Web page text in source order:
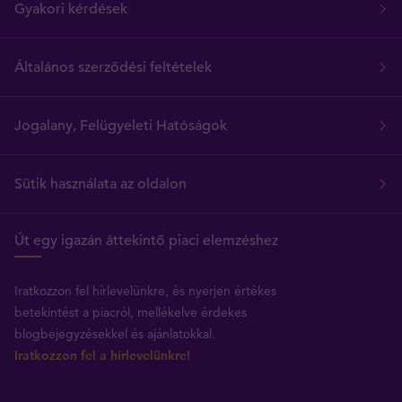
Gyakori kérdések
Általános szerződési feltételek
Jogalany, Felügyeleti Hatóságok
Sütik használata az oldalon
Út egy igazán áttekintő piaci elemzéshez
Iratkozzon fel hírlevelünkre, és nyerjen értékes
betekintést a piacról, mellékelve érdekes
blogbejegyzésekkel és ajánlatokkal.
Iratkozzon fel a hírlevelünkre!